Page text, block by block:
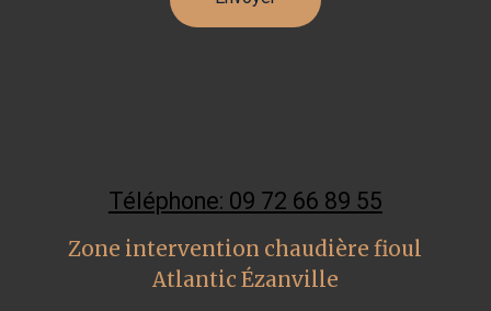
Téléphone: 09 72 66 89 55
Zone intervention chaudière fioul
Atlantic Ézanville